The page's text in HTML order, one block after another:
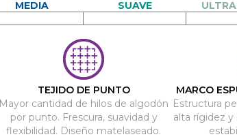
TEJIDO DE PUNTO
Mayor cantidad de hilos de algodón
por punto. Frescura, suavidad y
flexibilidad. Diseño matelaseado.
MARCO
Estructura
alta rígidez y